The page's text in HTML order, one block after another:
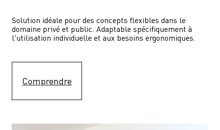
Solution idéale pour des concepts flexibles dans le
domaine privé et public. Adaptable spécifiquement à
l'utilisation individuelle et aux besoins ergonomiques.
Comprendre